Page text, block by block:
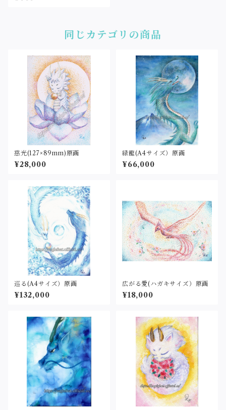
同じカテゴリの商品
慈光(127×89mm)原画
¥28,000
緑龍(A4サイズ）原画
¥66,000
巡る(A4サイズ）原画
¥132,000
広がる愛(ハガキサイズ）原画
¥18,000